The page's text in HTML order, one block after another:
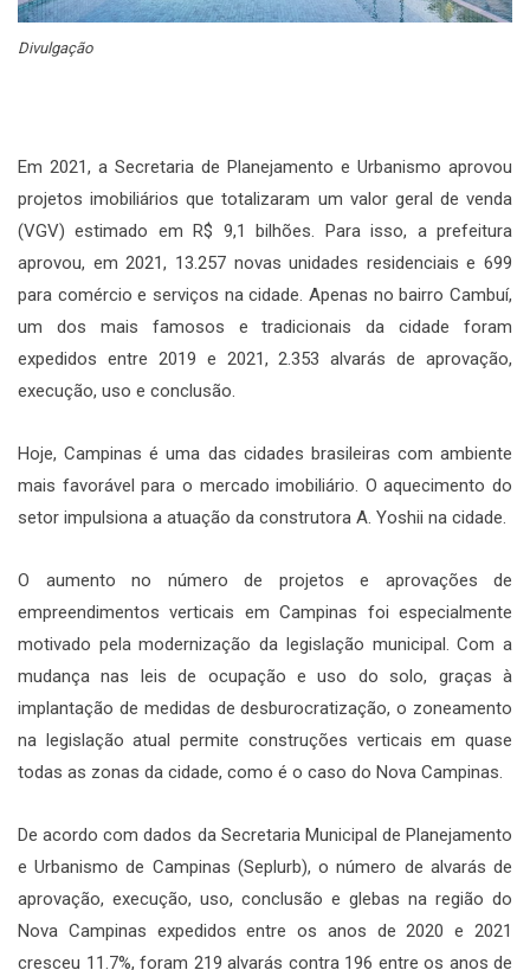
Divulgação
Em 2021, a Secretaria de Planejamento e Urbanismo aprovou
projetos imobiliários que totalizaram um valor geral de venda
(VGV) estimado em R$ 9,1 bilhões. Para isso, a prefeitura
aprovou, em 2021, 13.257 novas unidades residenciais e 699
para comércio e serviços na cidade. Apenas no bairro Cambuí,
um dos mais famosos e tradicionais da cidade foram
expedidos entre 2019 e 2021, 2.353 alvarás de aprovação,
execução, uso e conclusão.
Hoje, Campinas é uma das cidades brasileiras com ambiente
mais favorável para o mercado imobiliário. O aquecimento do
setor impulsiona a atuação da construtora A. Yoshii na cidade.
O aumento no número de projetos e aprovações de
empreendimentos verticais em Campinas foi especialmente
motivado pela modernização da legislação municipal. Com a
mudança nas leis de ocupação e uso do solo, graças à
implantação de medidas de desburocratização, o zoneamento
na legislação atual permite construções verticais em quase
todas as zonas da cidade, como é o caso do Nova Campinas.
De acordo com dados da Secretaria Municipal de Planejamento
e Urbanismo de Campinas (Seplurb), o número de alvarás de
aprovação, execução, uso, conclusão e glebas na região do
Nova Campinas expedidos entre os anos de 2020 e 2021
cresceu 11.7%, foram 219 alvarás contra 196 entre os anos de